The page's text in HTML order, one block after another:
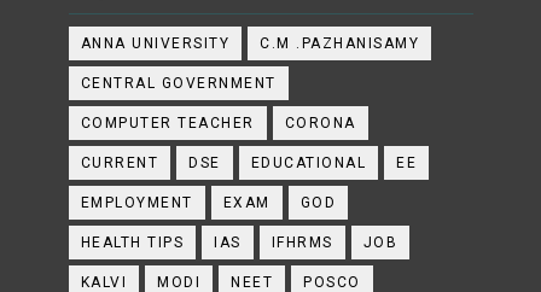
ANNA UNIVERSITY C.M .PAZHANISAMY
CENTRAL GOVERNMENT
COMPUTER TEACHER CORONA
CURRENT DSE EDUCATIONAL EE
EMPLOYMENT EXAM GOD
HEALTH TIPS IAS IFHRMS JOB
KALVI MODI NEET POSCO